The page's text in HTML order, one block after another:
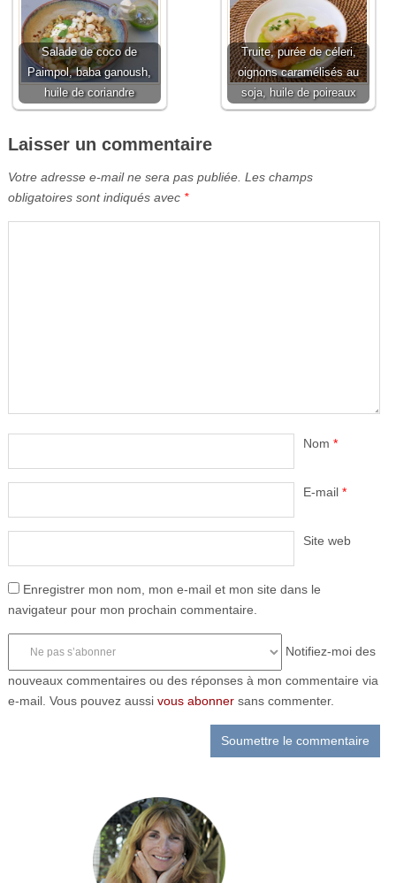
Salade de coco de
Paimpol, baba ganoush,
huile de coriandre
Truite, purée de céleri,
oignons caramélisés au
soja, huile de poireaux
Laisser un commentaire
Votre adresse e-mail ne sera pas publiée. Les champs
obligatoires sont indiqués avec *
Nom *
E-mail *
Site web
Enregistrer mon nom, mon e-mail et mon site dans le
navigateur pour mon prochain commentaire.
Notifiez-moi des
nouveaux commentaires ou des réponses à mon commentaire via
e-mail. Vous pouvez aussi vous abonnersans commenter.